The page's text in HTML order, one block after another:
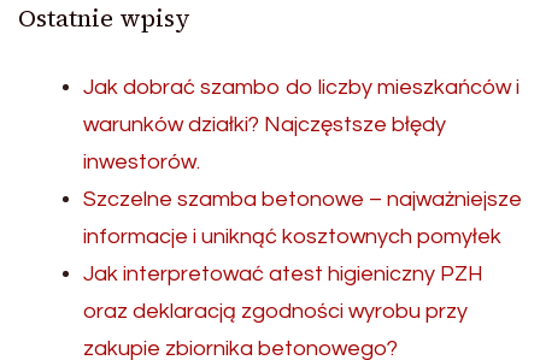
Ostatnie wpisy
Jak dobrać szambo do liczby mieszkańców i
warunków działki? Najczęstsze błędy
inwestorów.
Szczelne szamba betonowe – najważniejsze
informacje i uniknąć kosztownych pomyłek
Jak interpretować atest higieniczny PZH
oraz deklaracją zgodności wyrobu przy
zakupie zbiornika betonowego?